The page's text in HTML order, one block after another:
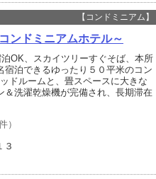
【コンドミニアム】
ンドミニアムホテル～
OK、スカイツリーすぐそば、本所
泊できるゆったり５０平米のコン
ドルームと、畳スペースに大きな
＆洗濯乾燥機が完備され、長期滞在
）
３